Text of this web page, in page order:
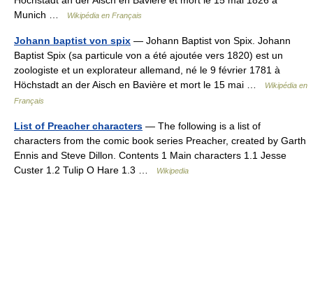
Munich …
Wikipédia en Français
Johann baptist von spix — Johann Baptist von Spix. Johann
Baptist Spix (sa particule von a été ajoutée vers 1820) est un
zoologiste et un explorateur allemand, né le 9 février 1781 à
Höchstadt an der Aisch en Bavière et mort le 15 mai …
Wikipédia en
Français
List of Preacher characters — The following is a list of
characters from the comic book series Preacher, created by Garth
Ennis and Steve Dillon. Contents 1 Main characters 1.1 Jesse
Custer 1.2 Tulip O Hare 1.3 …
Wikipedia